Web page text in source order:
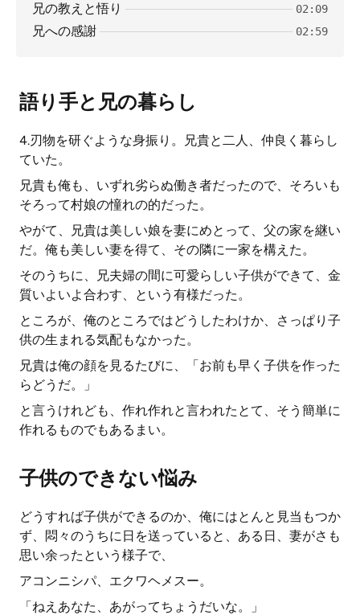
兄の教えと悟り 02:09
兄への感謝 02:59
語り手と兄の暮らし
4.刃物を研ぐような身振り。兄貴と二人、仲良く暮らし
ていた。
兄貴も俺も、いずれ劣らぬ働き者だったので、そろいも
そろって村娘の憧れの的だった。
やがて、兄貴は美しい娘を妻にめとって、父の家を継い
だ。俺も美しい妻を得て、その隣に一家を構えた。
そのうちに、兄夫婦の間に可愛らしい子供ができて、金
質いよいよ合わす、という有様だった。
ところが、俺のところではどうしたわけか、さっぱり子
供の生まれる気配もなかった。
兄貴は俺の顔を見るたびに、「お前も早く子供を作った
らどうだ。」
と言うけれども、作れ作れと言われたとて、そう簡単に
作れるものでもあるまい。
子供のできない悩み
どうすれば子供ができるのか、俺にはとんと見当もつか
ず、悶々のうちに日を送っていると、ある日、妻がさも
思い余ったという様子で、
アコンニシパ、エクワヘメスー。
「ねえあなた、あがってちょうだいな。」